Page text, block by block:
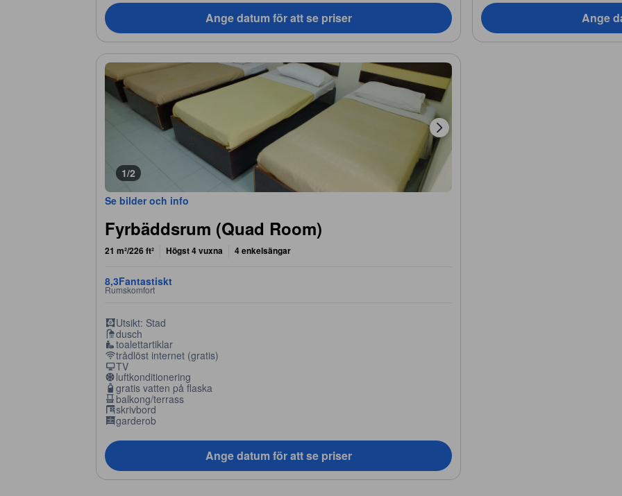
Ange datum för att se priser Ange
1/2
Se bilder och info
Fyrbäddsrum (Quad Room)
21 m²/226 ft² Högst 4 vuxna 4 enkelsängar
8,3Fantastiskt
Rumskomfort
Utsikt: Stad
dusch
toalettartiklar
trådlöst internet (gratis)
TV
luftkonditionering
gratis vatten på flaska
balkong/terrass
skrivbord
garderob
Ange datum för att se priser